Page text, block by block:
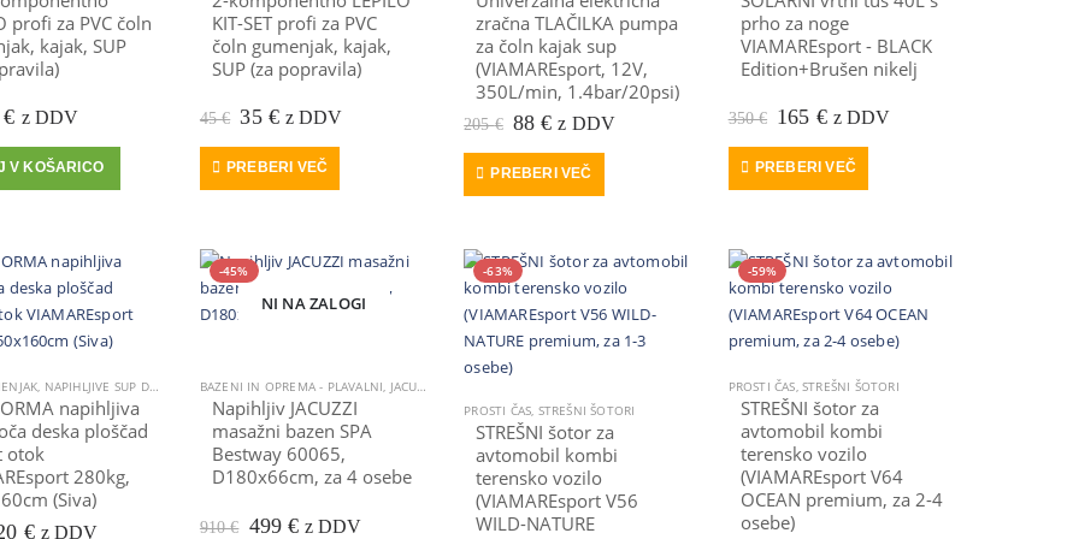
profi za PVC čoln
kajak, SUP
€Trenutna
je:
z DDV
V KOŠARICO
KIT-SET profi za PVC
čoln gumenjak, kajak,
SUP (za popravila)
45€ Prvotna
je
35 €Trenutna
je:
z DDV
PREBERI VEČ
zračna TLAČILKA pumpa
za čoln kajak sup
(VIAMAREsport, 12V,
350L/min, 1.4bar/20psi)
205€ Prvotna
je
88€Trenutna
je:
z DDV
PREBERI VEČ
prho za noge
VIAMAREsport - BLACK
Edition+Brušen nikelj
350€ Prvotna
je
165 €Trenutna
je:
z DDV
PREBERI VEČ
, NAPIHLJIVE SUP DESKE IN PLATFORME ,NAPIHLJIVI ČOLNI GUMENJAKI
napihljiva
deska ploščad
otok
280kg,
(Siva)
€Trenutna
z DDV
-45%
NI NA ZALOGI
BAZENI IN OPREMA - PLAVALNI, JACUZZI SPA MASAŽNI BAZEN
Napihljiv JACUZZI
masažni bazen SPA
Bestway 60065,
D180x66cm, za 4 osebe
910€ Prvotna
499 €Trenutna
z DDV
-63%
PROSTI ČAS, STREŠNI ŠOTORI
STREŠNI šotor za
avtomobil kombi
terensko vozilo
(VIAMAREsport V56
WILD-NATURE
-59%
PROSTI ČAS,STREŠNI ŠOTORI
STREŠNI šotor za
avtomobil kombi
terensko vozilo
(VIAMAREsport V64
OCEAN premium, za 2-4
osebe)